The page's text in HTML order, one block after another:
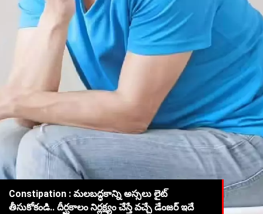
Constipation : మలబద్ధకాన్ని అస్సలు లైట్
తీసుకోకండి.. దీర్ఘకాలం నిర్లక్ష్యం చేస్తే వచ్చే డేంజర్ ఇదే